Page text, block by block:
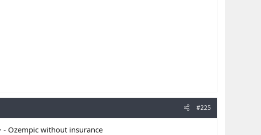
#225
- Ozempic without insurance